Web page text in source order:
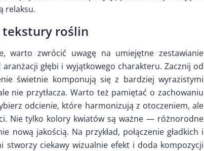
relaksu.
tekstury roślin
warto zwrócić uwagę na umiejętne zestawianie
głębi i wyjątkowego charakteru. Zacznij od
świetnie komponują się z bardziej wyrazistymi
nie przytłacza. Warto też pamiętać o zachowaniu
odcienie, które harmonizują z otoczeniem, ale
Nie tylko kolory kwiatów są ważne — różnorodne
nową jakością. Na przykład, połączenie gładkich i
stworzy ciekawy wizualnie efekt i doda kompozycji